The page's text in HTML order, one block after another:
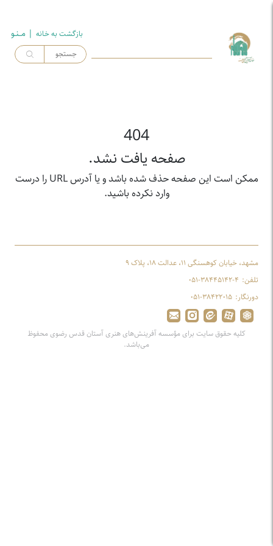
بازگشت به خـانه | مــنـو
404
صفحه یافت نشد.
ممکن است این صفحه حذف شده باشد و یا آدرس URL را درست
وارد نکرده باشید.
مشهد، خیابان کوهسنگی ۱۱، عدالت ۱۸، پلاک ۹
تلفن: ۰۵۱-۳۸۴۴۵۱۴۲-۴
دورنگار: ۰۵۱-۳۸۴۲۲۰۱۵
کلیه حقوق سایت برای مؤسسه آفرینش‌های هنری آستان قدس رضوی محفوظ
می‌باشد.